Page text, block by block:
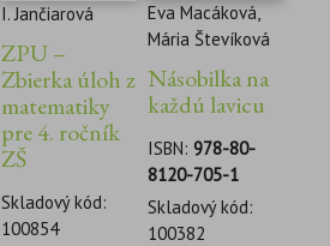
I. Jančiarová
ZPU –
Zbierka úloh z
matematiky
pre 4. ročník
ZŠ
Skladový kód:
100854
Eva Macáková,
Mária Števíková
Násobilka na
každú lavicu
ISBN: 978-80-
8120-705-1
Skladový kód:
100382